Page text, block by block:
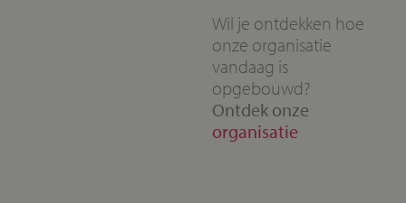
Wil je ontdekken hoe
onze organisatie
vandaag is
opgebouwd?
Ontdek onze
organisatie